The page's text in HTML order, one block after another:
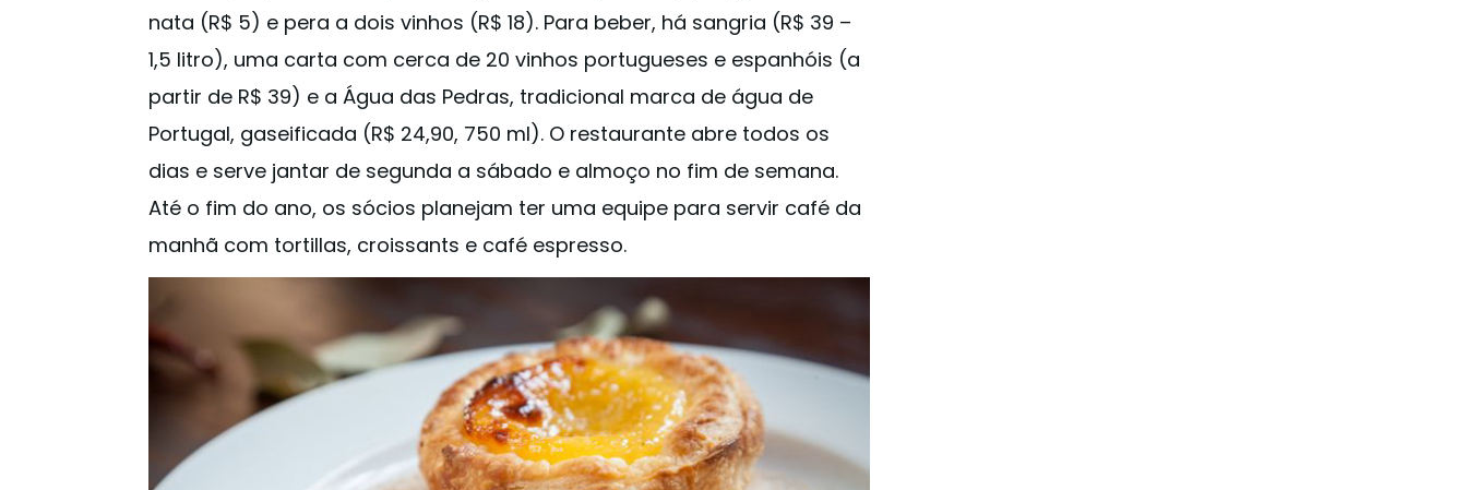
nata (R$ 5) e pera a dois vinhos (R$ 18). Para beber, há sangria (R$ 39 –
1,5 litro), uma carta com cerca de 20 vinhos portugueses e espanhóis (a
partir de R$ 39) e a Água das Pedras, tradicional marca de água de
Portugal, gaseificada (R$ 24,90, 750 ml). O restaurante abre todos os
dias e serve jantar de segunda a sábado e almoço no fim de semana.
Até o fim do ano, os sócios planejam ter uma equipe para servir café da
manhã com tortillas, croissants e café espresso.